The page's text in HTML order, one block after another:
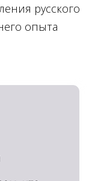
русского
опыта